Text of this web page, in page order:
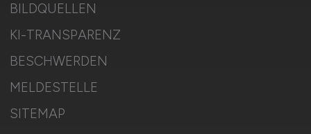
BILDQUELLEN
KI-TRANSPARENZ
BESCHWERDEN
MELDESTELLE
SITEMAP